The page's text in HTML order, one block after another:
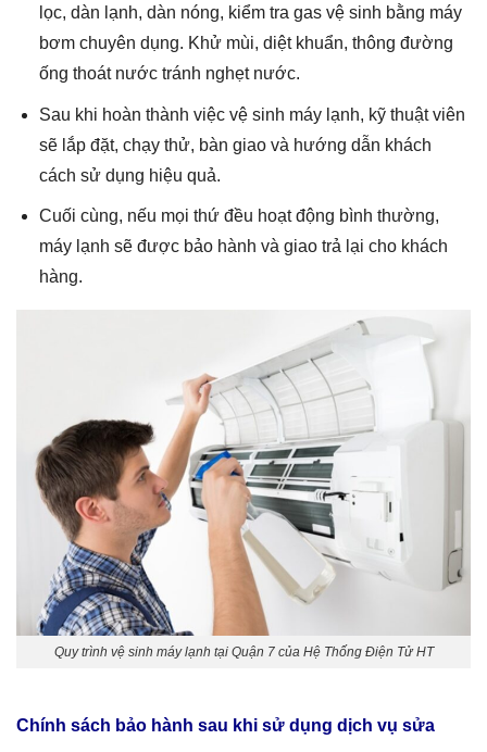
lọc, dàn lạnh, dàn nóng, kiểm tra gas vệ sinh bằng máy
bơm chuyên dụng. Khử mùi, diệt khuẩn, thông đường
ống thoát nước tránh nghẹt nước.
Sau khi hoàn thành việc vệ sinh máy lạnh, kỹ thuật viên
sẽ lắp đặt, chạy thử, bàn giao và hướng dẫn khách
cách sử dụng hiệu quả.
Cuối cùng, nếu mọi thứ đều hoạt động bình thường,
máy lạnh sẽ được bảo hành và giao trả lại cho khách
hàng.
Quy trình vệ sinh máy lạnh tại Quận 7 của Hệ Thống Điện Tử HT
Chính sách bảo hành sau khi sử dụng dịch vụ sửa